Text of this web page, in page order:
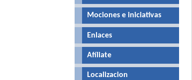
Mociones e iniciativas
Enlaces
Afíliate
Localizacion